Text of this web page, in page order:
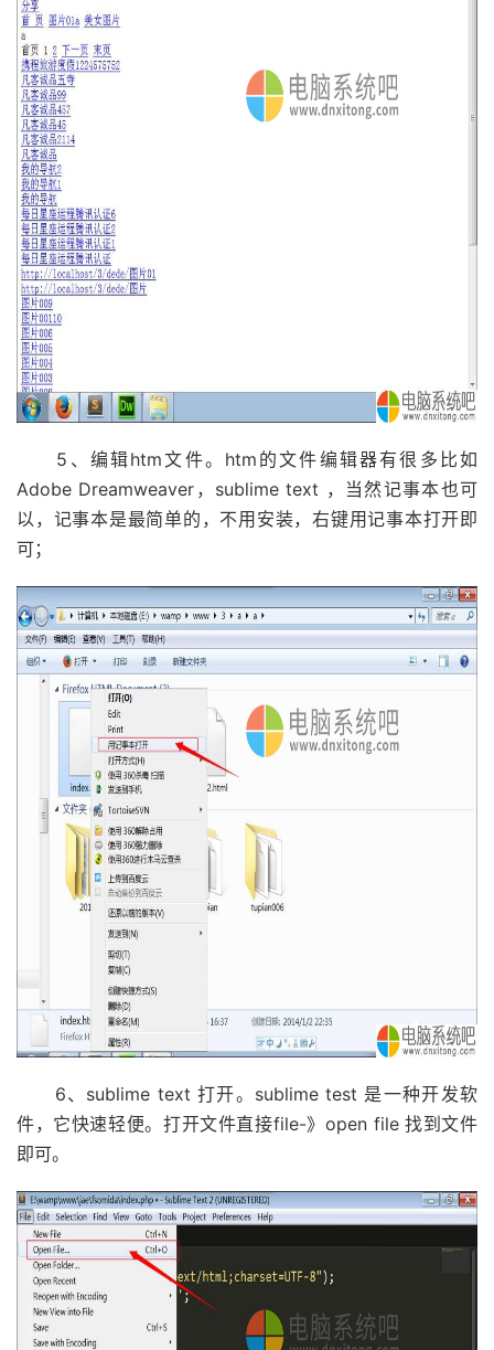
5、编辑htm文件。htm的文件编辑器有很多比如
Adobe Dreamweaver，sublime text ，当然记事本也可
以，记事本是最简单的，不用安装，右键用记事本打开即
可；
6、sublime text 打开。sublime test 是一种开发软
件，它快速轻便。打开文件直接file-》open file 找到文件
即可。